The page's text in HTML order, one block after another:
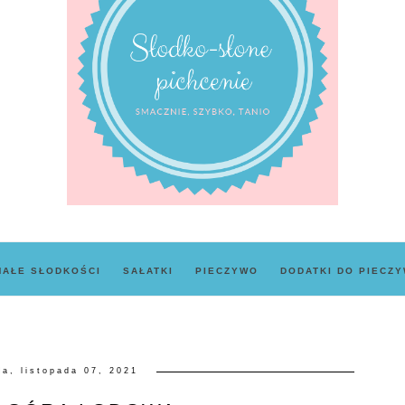
SŁODKOŚCI SAŁATKI PIECZYWO DODATKI DO
listopada 07, 2021